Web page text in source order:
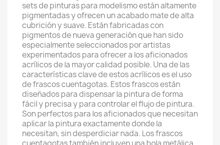
sets de pinturas para modelismo están altamente
pigmentadas y ofrecen un acabado mate de alta
cubrición y suave. Están fabricadas con
pigmentos de nueva generación que han sido
especialmente seleccionados por artistas
experimentados para ofrecer a los aficionados
acrílicos de la mayor calidad posible. Una de las
características clave de estos acrílicos es el uso
de frascos cuentagotas. Estos frascos están
diseñados para dispensar la pintura de forma
fácil y precisa y para controlar el flujo de pintura.
Son perfectos para los aficionados que necesitan
aplicar la pintura exactamente donde la
necesitan, sin desperdiciar nada. Los frascos